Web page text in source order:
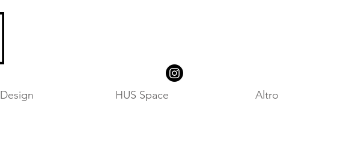
Design HUS Space Altro